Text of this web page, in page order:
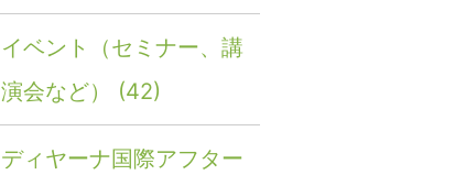
イベント（セミナー、講
演会など） (42)
ディヤーナ国際アフター